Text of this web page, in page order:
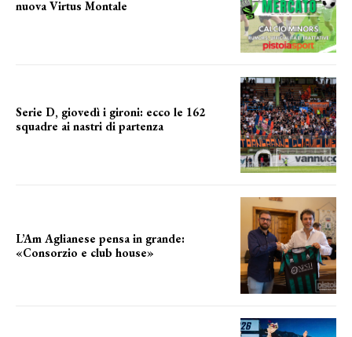
nuova Virtus Montale
Serie D, giovedì i gironi: ecco le 162
squadre ai nastri di partenza
L’Am Aglianese pensa in grande:
«Consorzio e club house»